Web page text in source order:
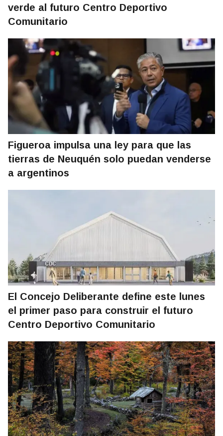
verde al futuro Centro Deportivo
Comunitario
Figueroa impulsa una ley para que las
tierras de Neuquén solo puedan venderse
a argentinos
El Concejo Deliberante define este lunes
el primer paso para construir el futuro
Centro Deportivo Comunitario